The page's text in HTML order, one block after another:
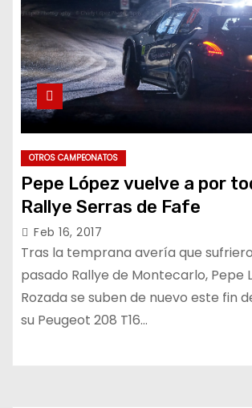
OTROS CAMPEONATOS
Pepe López vuelve a por
Rallye Serras de Fafe
Feb 16, 2017
Tras la temprana avería que
pasado Rallye de Montecarlo, Pepe
Rozada se suben de nuevo este fin
su Peugeot 208 T16…